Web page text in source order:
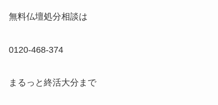
無料仏壇処分相談は
0120-468-374
まるっと終活大分まで